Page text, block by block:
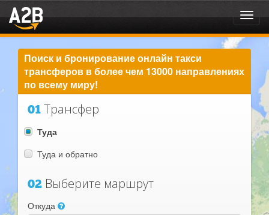
Поиск и бронирование онлайн такси
трансферов в более чем 13000 направлениях
по всему миру!
01 Трансфер
Туда
Туда и обратно
02 Выберите маршрут
Откуда